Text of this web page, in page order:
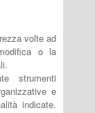
volte ad
o la
strumenti
e
indicate.